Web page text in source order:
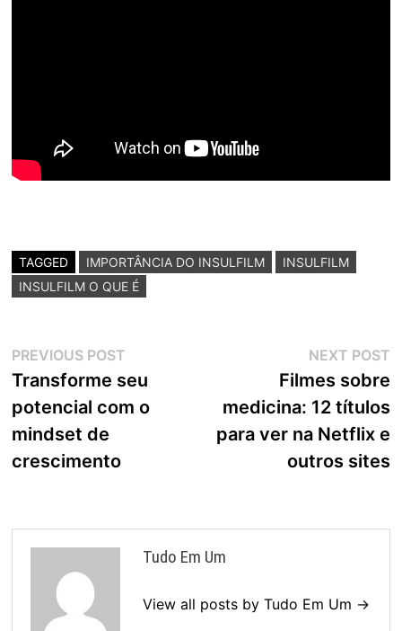
TAGGED IMPORTÂNCIA DO INSULFILM
INSULFILM
INSULFILM O QUE É
Navegação
de
Post
PREVIOUS POSTPrevious
post:
Transforme seu
potencial com o
mindset de
crescimento
NEXT POST
Filmes sobre
medicina: 12 títulos
para ver na Netflix e
outros sites
Tudo Em Um
View all posts by Tudo Em Um →